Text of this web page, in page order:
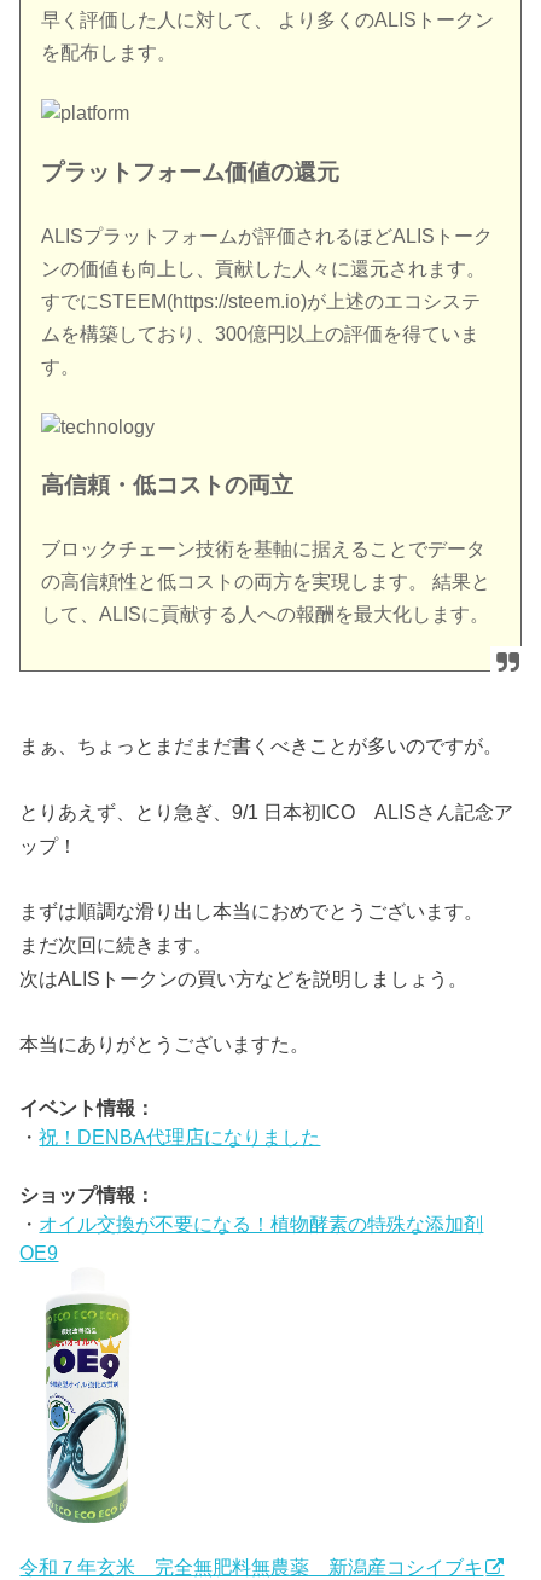
早く評価した人に対して、 より多くのALISトークン
を配布します。
プラットフォーム価値の還元
ALISプラットフォームが評価されるほどALISトーク
ンの価値も向上し、貢献した人々に還元されます。
すでにSTEEM(https://steem.io)が上述のエコシステ
ムを構築しており、300億円以上の評価を得ていま
す。
高信頼・低コストの両立
ブロックチェーン技術を基軸に据えることでデータ
の高信頼性と低コストの両方を実現します。 結果と
して、ALISに貢献する人への報酬を最大化します。
まぁ、ちょっとまだまだ書くべきことが多いのですが。
とりあえず、とり急ぎ、9/1 日本初ICO ALISさん記念ア
ップ！
まずは順調な滑り出し本当におめでとうございます。
まだ次回に続きます。
次はALISトークンの買い方などを説明しましょう。
本当にありがとうございますた。
イベント情報：
・祝！DENBA代理店になりました
ショップ情報：
・ オイル交換が不要になる！植物酵素の特殊な添加剤
OE9
令和７年玄米 完全無肥料無農薬 新潟産コシイブキ